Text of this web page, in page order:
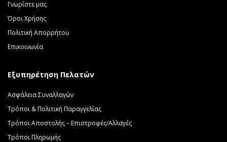
Γνωρίστε μας
Όροι Χρήσης
Πολιτική Απορρήτου
Επικοινωνία
Εξυπηρέτηση Πελατών
Ασφάλεια Συναλλαγών
Τρόποι & Πολιτική Παραγγελίας
Τρόποι Αποστολής – Επιστροφές/Αλλαγές
Τρόποι Πληρωμής